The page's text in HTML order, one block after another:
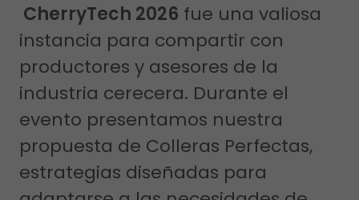
CherryTech 2026 fue una valiosa
instancia para compartir con
productores y asesores de la
industria cerecera. Durante el
evento presentamos nuestra
propuesta de Colleras Perfectas,
estrategias diseñadas para